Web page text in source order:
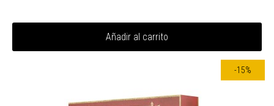
Añadir al carrito
-15%